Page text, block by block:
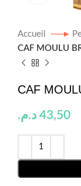
Accueil
CAF MOULU
CAF
43,50 د.م.